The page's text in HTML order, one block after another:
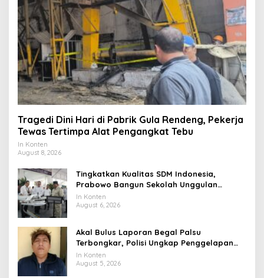
Tragedi Dini Hari di Pabrik Gula Rendeng, Pekerja
Tewas Tertimpa Alat Pengangkat Tebu
In Konten
August 8, 2026
Tingkatkan Kualitas SDM Indonesia,
Prabowo Bangun Sekolah Unggulan
hingga Undang Universitas Terbaik Dunia
In Konten
August 6, 2026
Akal Bulus Laporan Begal Palsu
Terbongkar, Polisi Ungkap Penggelapan
Uang Perusahaan untuk Crypto
In Konten
August 5, 2026